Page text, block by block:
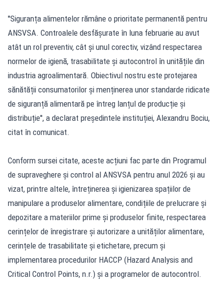
''Siguranța alimentelor rămâne o prioritate permanentă pentru
ANSVSA. Controalele desfășurate în luna februarie au avut
atât un rol preventiv, cât și unul corectiv, vizând respectarea
normelor de igienă, trasabilitate și autocontrol în unitățile din
industria agroalimentară. Obiectivul nostru este protejarea
sănătății consumatorilor și menținerea unor standarde ridicate
de siguranță alimentară pe întreg lanțul de producție și
distribuție'', a declarat președintele instituției, Alexandru Bociu,
citat în comunicat.
Conform sursei citate, aceste acțiuni fac parte din Programul
de supraveghere și control al ANSVSA pentru anul 2026 și au
vizat, printre altele, întreținerea și igienizarea spațiilor de
manipulare a produselor alimentare, condițiile de prelucrare și
depozitare a materiilor prime și produselor finite, respectarea
cerințelor de înregistrare și autorizare a unităților alimentare,
cerințele de trasabilitate și etichetare, precum și
implementarea procedurilor HACCP (Hazard Analysis and
Critical Control Points, n.r.) și a programelor de autocontrol.